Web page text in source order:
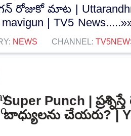
రోజుకో మాట |
| TV5
NEWS CHANNEL:
Super Punch |
బాధ్యులను చేయరు? |